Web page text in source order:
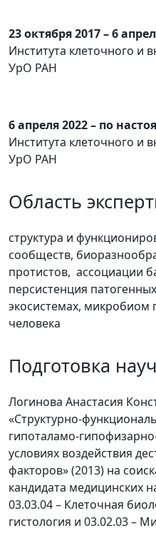
23 октября 2017 – 6
Института клеточного и
УрО РАН
6 апреля 2022 – по
Института клеточного и
УрО РАН
Область
структура и
сообществ,
протистов, ассоциации
персистенция
экосистемах,
человека
Подготовка
Логинова Анастасия
«Структурно-
гипоталамо-
условиях воздействия
факторов» (2013) на
кандидата медицинских
03.03.04 – Клеточная
гистология и 03.02.03 –